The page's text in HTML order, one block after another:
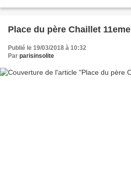
Place du père Chaillet 11eme
Publié le 19/03/2018 à 10:32
Par parisinsolite